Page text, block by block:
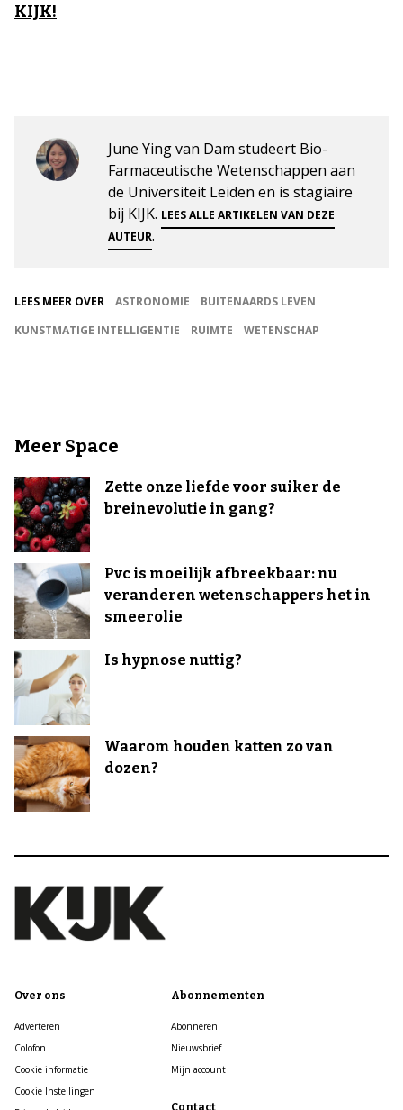
KIJK!
June Ying van Dam studeert Bio-
Farmaceutische Wetenschappen aan
de Universiteit Leiden en is stagiaire
bij KIJK. LEES ALLE ARTIKELEN VAN DEZE
AUTEUR.
LEES MEER OVER ASTRONOMIE
BUITENAARDS LEVEN
KUNSTMATIGE INTELLIGENTIE
RUIMTE WETENSCHAP
Meer Space
Zette onze liefde voor suiker de
breinevolutie in gang?
Pvc is moeilijk afbreekbaar: nu
veranderen wetenschappers het in
smeerolie
Is hypnose nuttig?
Waarom houden katten zo van
dozen?
Over ons
Adverteren
Colofon
Cookie informatie
Cookie Instellingen
Abonnementen
Abonneren
Nieuwsbrief
Mijn account
Contact